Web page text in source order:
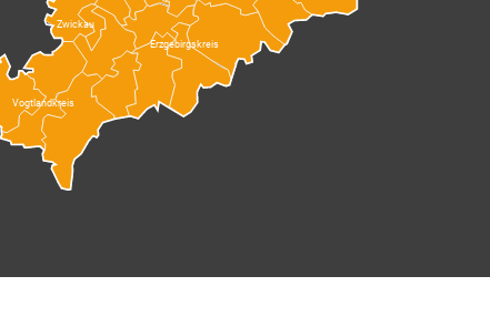
Erzgebirgskreis
Vogtlandkreis
Zwickau